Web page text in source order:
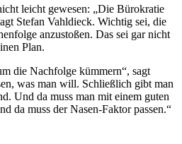
leicht gewesen: „Die Bürokratie
Stefan Vahldieck. Wichtig sei, die
anzustoßen. Das sei gar nicht
Plan.
die Nachfolge kümmern“, sagt
was man will. Schließlich gibt man
Und da muss man mit einem guten
da muss der Nasen-Faktor passen.“